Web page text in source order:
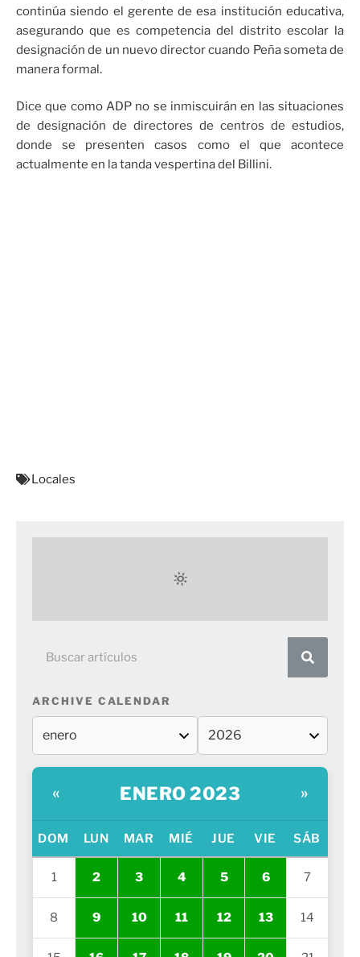
continúa siendo el gerente de esa institución educativa,
asegurando que es competencia del distrito escolar la
designación de un nuevo director cuando Peña someta de
manera formal.
Dice que como ADP no se inmiscuirán en las situaciones
de designación de directores de centros de estudios,
donde se presenten casos como el que acontece
actualmente en la tanda vespertina del Billini.
Locales
ARCHIVE CALENDAR
« ENERO 2023 »
DOM LUN MAR MIÉ JUE VIE SÁB
1 2 3 4 5 6 7
8 9 10 11 12 13 14